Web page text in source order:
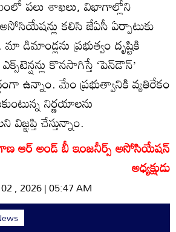
పలు శాఖలు, విభాగాల్లోని
కలిసి జేఏసీ ఏర్పాటుకు
డిమాండ్లను ప్రభుత్వం దృష్టికి
కొనసాగిస్తే ‘పెన్‌డౌన్‌’
ఉన్నాం. మేం ప్రభుత్వానికి వ్యతిరేకం
నిర్ణయాలను
చేస్తున్నాం.
ఆర్‌ అండ్‌ బీ ఇంజనీర్స్‌ అసోసియేషన్‌
అధ్యక్షుడు
, 2026 | 05:47 AM